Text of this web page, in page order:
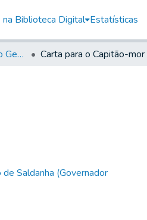
na Biblioteca Digital Estatísticas
Volume 77 - Ofícios do General Martim Lopes Lobo de Saldanha (Governador da Capitania): 1776-1777
Saldanha (Governador